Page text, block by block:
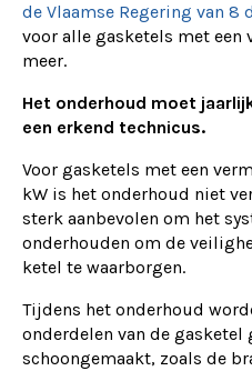
de Vlaamse Regering van 8
voor alle gasketels met een
meer.
Het onderhoud moet
een erkend technicus.
Voor gasketels met een
kW is het onderhoud niet
sterk aanbevolen om het
onderhouden om de
ketel te waarborgen.
Tijdens het onderhoud
onderdelen van de gasketel
schoongemaakt, zoals de